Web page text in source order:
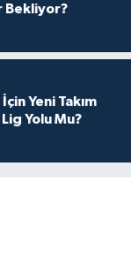
Bekliyor?
Yeni Takım
Yolu Mu?